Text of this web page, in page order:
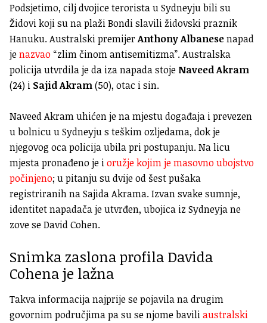
Podsjetimo, cilj dvojice terorista u Sydneyju bili su
Židovi koji su na plaži Bondi slavili židovski praznik
Hanuku. Australski premijerAnthony Albanesenapad
jenazvao “zlim činom antisemitizma”. Australska
policija utvrdila je da iza napada stoje Naveed Akram
(24) i Sajid Akram(50), otac i sin.
Naveed Akram uhićen je na mjestu događaja i prevezen
u bolnicu u Sydneyju s teškim ozljedama, dok je
njegovog oca policija ubila pri postupanju. Na licu
mjesta pronađeno je ioružje kojim je masovno ubojstvo
počinjeno; u pitanju su dvije od šest pušaka
registriranih na Sajida Akrama. Izvan svake sumnje,
identitet napadača je utvrđen, ubojica iz Sydneyja ne
zove se David Cohen.
Snimka zaslona profila Davida
Cohena je lažna
Takva informacija najprije se pojavila na drugim
govornim područjima pa su se njome baviliaustralski